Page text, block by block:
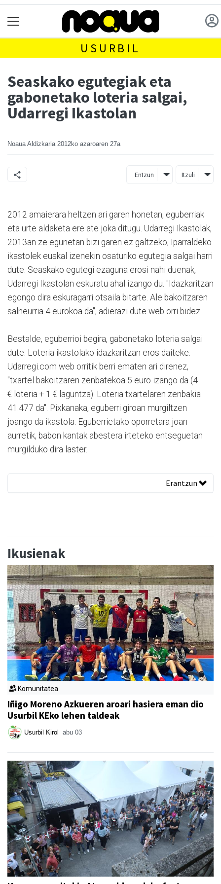
USURBIL
Seaskako egutegiak eta
gabonetako loteria salgai,
Udarregi Ikastolan
Noaua Aldizkaria 2012ko azaroaren 27a
Entzun Itzuli
2012 amaierara heltzen ari garen honetan, eguberriak
eta urte aldaketa ere ate joka ditugu. Udarregi Ikastolak,
2013an ze egunetan bizi garen ez galtzeko, Iparraldeko
ikastolek euskal izenekin osaturiko egutegia salgai harri
dute. Seaskako egutegi ezaguna erosi nahi duenak,
Udarregi Ikastolan eskuratu ahal izango du. "Idazkaritzan
egongo dira eskuragarri otsaila bitarte. Ale bakoitzaren
salneurria 4 eurokoa da", adierazi dute web orri bidez.
Bestalde, eguberrioi begira, gabonetako loteria salgai
dute. Loteria ikastolako idazkaritzan eros daiteke.
Udarregi.com web orritik berri ematen ari direnez,
"txartel bakoitzaren zenbatekoa 5 euro izango da (4
€ loteria + 1 € laguntza). Loteria txartelaren zenbakia
41.477 da". Pixkanaka, eguberri giroan murgiltzen
joango da ikastola. Eguberrietako oporretara joan
aurretik, babon kantak abestera irteteko entseguetan
murgilduko dira laster.
Erantzun
Ikusienak
Komunitatea
Iñigo Moreno Azkueren aroari hasiera eman dio
Usurbil KEko lehen taldeak
Usurbil Kirol abu 03